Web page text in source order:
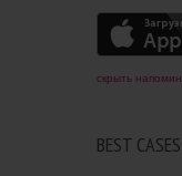
скрыть
BEST